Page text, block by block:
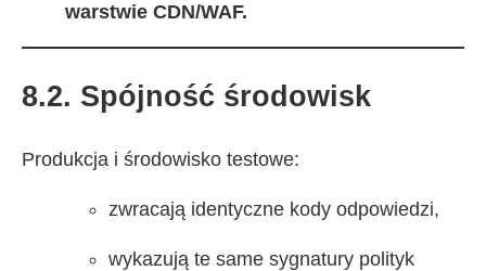
warstwie CDN/WAF.
8.2. Spójność środowisk
Produkcja i środowisko testowe:
zwracają identyczne kody odpowiedzi,
wykazują te same sygnatury polityk